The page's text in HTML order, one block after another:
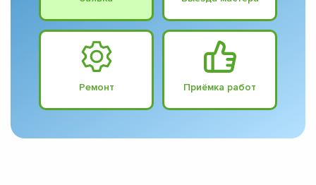
Ремонт Приёмка работ